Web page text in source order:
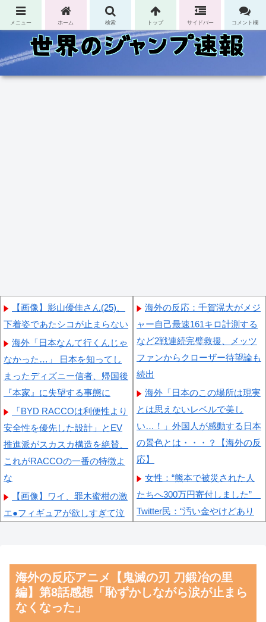
コンテンツへスキップ
【画像】影山優佳さん(25)、
下着姿であたシコが止まらない
海外「日本なんて行くんじゃ
なかった…」 日本を知ってし
まったディズニー信者、帰国後
『本家』に失望する事態に
「BYD RACCOは利便性より
安全性を優先した設計」とEV
推進派がスカスカ構造を絶賛、
これがRACCOの一番の特徴よ
な
【画像】ワイ、罪木蜜柑の激
エ●フィギュアが欲しすぎて泣
し、ネタの量がバグってると話
題にｗｗｗｗｗ
【朗報】齋藤飛鳥、前屈みで
完全に見えてる動画が拡散され
海外の反応：千賀滉大がメジ
ャー自己最速161キロ計測する
など2戦連続完璧救援、メッツ
ファンからクローザー待望論も
続出
海外「日本のこの場所は現実
とは思えないレベルで美し
い…！」外国人が感動する日本
の景色とは・・・？【海外の反
応】
女性：“熊本で被災された人
たちへ300万円寄付しました”
Twitter民：“汚い金やけどあり
遂げる日本の医療チーム、海外
でも凄すぎると絶賛
海外「さすが日本！」日本と
海外の反応アニメ【鬼滅の刃 刀鍛冶の里
編】第8話感想「恥ずかしながら涙が止まら
なくなった」
メニュー ホーム 検索 トップ サイドバー コメント欄